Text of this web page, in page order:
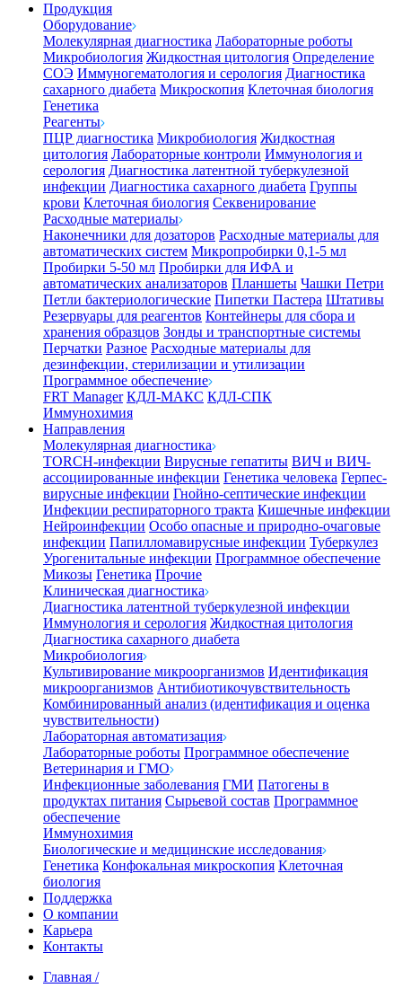
Продукция
Оборудование
Молекулярная диагностика Лабораторные роботы
Микробиология Жидкостная цитология Определение
СОЭ Иммуногематология и серология Диагностика
сахарного диабета Микроскопия Клеточная биология
Генетика
Реагенты
ПЦР диагностика Микробиология Жидкостная
цитология Лабораторные контроли Иммунология и
серология Диагностика латентной туберкулезной
инфекции Диагностика сахарного диабета Группы
крови Клеточная биология Секвенирование
Расходные материалы
Наконечники для дозаторов Расходные материалы для
автоматических систем Микропробирки 0,1-5 мл
Пробирки 5-50 мл Пробирки для ИФА и
автоматических анализаторов Планшеты Чашки Петри
Петли бактериологические Пипетки Пастера Штативы
Резервуары для реагентов Контейнеры для сбора и
хранения образцов Зонды и транспортные системы
Перчатки Разное Расходные материалы для
дезинфекции, стерилизации и утилизации
Программное обеспечение
FRT Manager КДЛ-МАКС КДЛ-СПК
Иммунохимия
Направления
Молекулярная диагностика
TORCH-инфекции Вирусные гепатиты ВИЧ и ВИЧ-
ассоциированные инфекции Генетика человека Герпес-
вирусные инфекции Гнойно-септические инфекции
Инфекции респираторного тракта Кишечные инфекции
Нейроинфекции Особо опасные и природно-очаговые
инфекции Папилломавирусные инфекции Туберкулез
Урогенитальные инфекции Программное обеспечение
Микозы Генетика Прочие
Клиническая диагностика
Диагностика латентной туберкулезной инфекции
Иммунология и серология Жидкостная цитология
Диагностика сахарного диабета
Микробиология
Культивирование микроорганизмов Идентификация
микроорганизмов Антибиотикочувствительность
Комбинированный анализ (идентификация и оценка
чувствительности)
Лабораторная автоматизация
Лабораторные роботы Программное обеспечение
Ветеринария и ГМО
Инфекционные заболевания ГМИ Патогены в
продуктах питания Сырьевой состав Программное
обеспечение
Иммунохимия
Биологические и медицинские исследования
Генетика Конфокальная микроскопия Клеточная
биология
Поддержка
О компании
Карьера
Контакты
Главная /